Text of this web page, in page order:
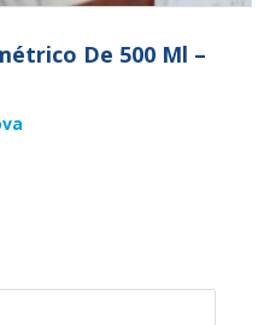
De 500 Ml –